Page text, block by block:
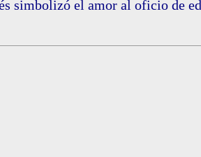
simbolizó el amor al oficio de